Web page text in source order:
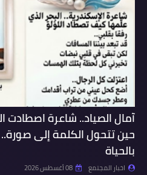
آمال الصياد.. شاعرة اصطادت
حين تتحول الكلمة إلى
بالحياة
اخبار المجتمع 08 أغسطس 2026